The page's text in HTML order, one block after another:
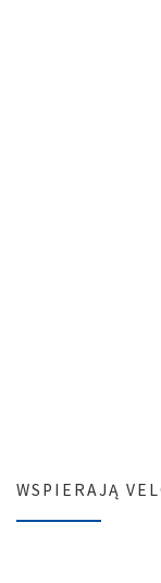
WSPIERAJĄ